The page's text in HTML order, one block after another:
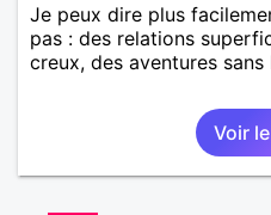
Je peux dire plus
pas : des relations
creux, des aventures sans
Voir